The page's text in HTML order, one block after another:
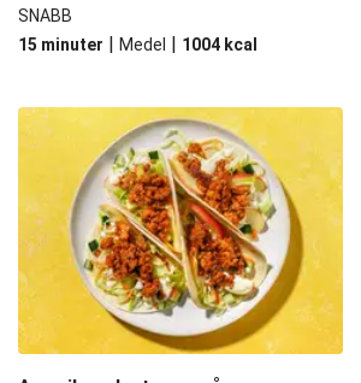
SNABB
15 minuter | Medel | 1004 kcal